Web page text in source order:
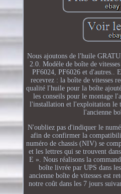
Nous ajoutons de l'huile
2.0. Modèle de boîte de
PF6024, PF6026 et d'autres..
recevrez : la boîte de vitesses
qualité l'huile pour la boîte
les conseils pour le montage
l'installation et l'exploitation le
l'ancienne
N'oubliez pas d'indiquer le
afin de confirmer la
numéro de chassis (NIV) se
et les lettres qui se trouvent
E ». Nous réalisons la
boîte livrée par UPS dans
ancienne boîte de vitesses est
notre coût dans les 7 jours